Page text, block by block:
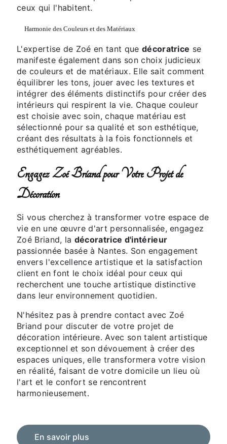
ceux qui l'habitent.
Harmonie des Couleurs et des Matériaux
L'expertise de Zoé en tant que décoratrice se
manifeste également dans son choix judicieux
de couleurs et de matériaux. Elle sait comment
équilibrer les tons, jouer avec les textures et
intégrer des éléments distinctifs pour créer des
intérieurs qui respirent la vie. Chaque couleur
est choisie avec soin, chaque matériau est
sélectionné pour sa qualité et son esthétique,
créant des résultats à la fois fonctionnels et
esthétiquement agréables.
Engagez Zoé Briand pour Votre Projet de
Décoration
Si vous cherchez à transformer votre espace de
vie en une œuvre d'art personnalisée, engagez
Zoé Briand, la décoratrice d'intérieur
passionnée basée à Nantes. Son engagement
envers l'excellence artistique et la satisfaction
client en font le choix idéal pour ceux qui
recherchent une touche artistique distinctive
dans leur environnement quotidien.
N'hésitez pas à prendre contact avec Zoé
Briand pour discuter de votre projet de
décoration intérieure. Avec son talent artistique
exceptionnel et son dévouement à créer des
espaces uniques, elle transformera votre vision
en réalité, faisant de votre domicile un lieu où
l'art et le confort se rencontrent
harmonieusement.
En savoir plus